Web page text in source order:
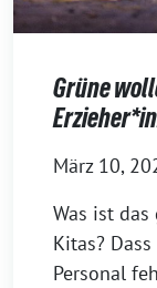
Grüne
März 10,
Was ist
Kitas?
Personal